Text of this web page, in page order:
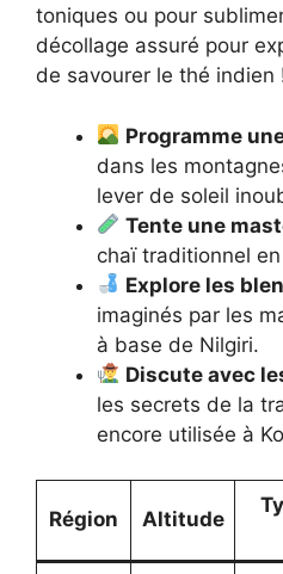
toniques ou pour
décollage assuré pour
de savourer le thé indien
Programme
dans les
lever de soleil
Tente une
chaï traditionnel
Explore les
imaginés par les
à base de Nilgiri.
Discute avec
les secrets de la
encore utilisée à
Région Altitude